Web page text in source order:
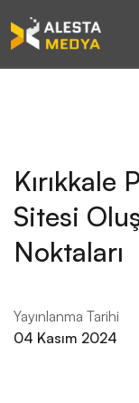
Sitesi
Noktaları
Yayınlanma Tarihi
04 Kasım 2024